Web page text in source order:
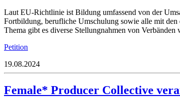
Laut EU-Richtlinie ist Bildung umfassend von der
Fortbildung, berufliche Umschulung sowie alle mit
Thema gibt es diverse Stellungnahmen von Verbänden
Petition
19.08.2024
Female* Producer Collective